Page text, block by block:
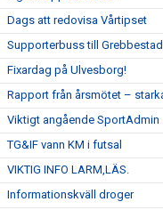
Dags att redovisa Vårtipset
Supporterbuss till Grebbestad
Fixardag på Ulvesborg!
Rapport från årsmötet –
Viktigt angående SportAdmin
TG&IF vann KM i futsal
VIKTIG INFO LARM,LÄS.
Informationskväll droger